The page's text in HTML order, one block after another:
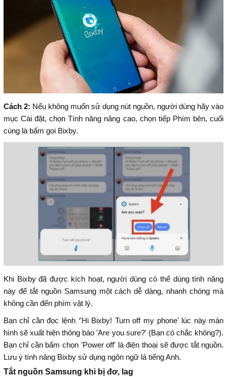
Cách 2: Nếu không muốn sử dụng nút nguồn, người dùng hãy vào
mục Cài đặt, chọn Tính năng nâng cao, chọn tiếp Phím bên, cuối
cùng là bấm gọi Bixby.
Khi Bixby đã được kích hoạt, người dùng có thể dùng tính năng
này để tắt nguồn Samsung một cách dễ dàng, nhanh chóng mà
không cần đến phím vật lý.
Bạn chỉ cần đọc lệnh ‘'Hi Bixby! Turn off my phone' lúc này màn
hình sẽ xuất hiện thông báo 'Are you sure?' (Bạn có chắc không?).
Bạn chỉ cần bấm chọn 'Power off' là điện thoại sẽ được tắt nguồn.
Lưu ý tính năng Bixby sử dụng ngôn ngữ là tiếng Anh.
Tắt nguồn Samsung khi bị đơ, lag